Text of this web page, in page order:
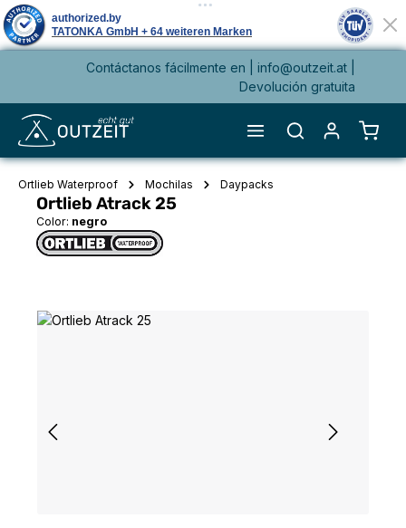
principalContáctanos fácilmente en | info@outzeit.at
Devolución gratuita
El
Ortlieb Waterproof Mochilas Daypacks
Ortlieb Atrack 25
Color: negro
Omitir galería de imágenes